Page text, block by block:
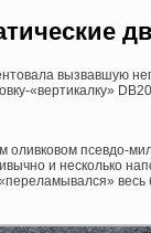
вызвавшую
«вертикалку»
псевдо-
и несколько